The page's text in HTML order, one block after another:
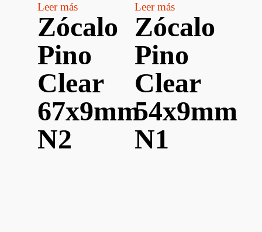
Leer más
Zócalo
Pino
Clear
67x9mm
N2
Leer más
Zócalo
Pino
Clear
54x9mm
N1